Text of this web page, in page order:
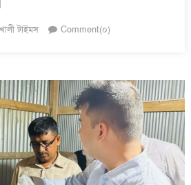
টাইমস Comment(০)